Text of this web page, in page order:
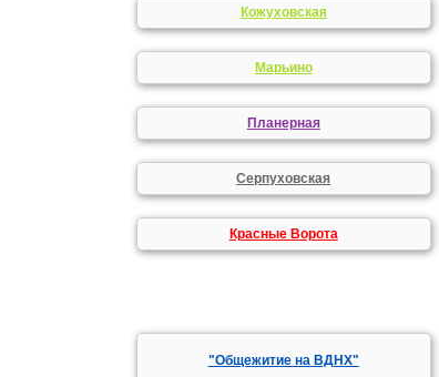
Кожуховская
Марьино
Планерная
Серпуховская
Красные Ворота
"Общежитие на ВДНХ"